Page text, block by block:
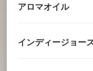
アロマオイル
インディージョー